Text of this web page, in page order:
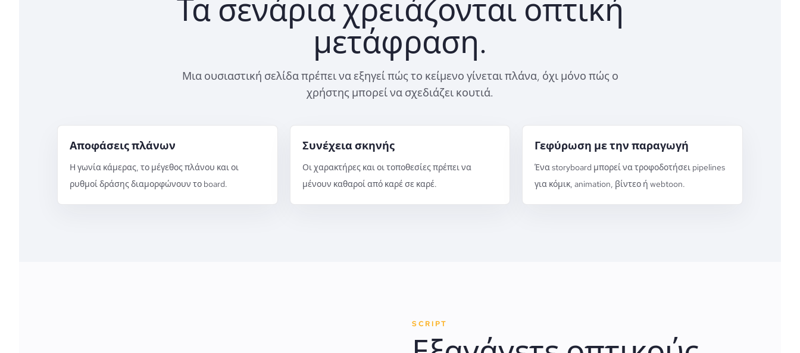
Τα σενάρια χρειάζονται οπτική
μετάφραση.
Μια ουσιαστική σελίδα πρέπει να εξηγεί πώς το κείμενο γίνεται πλάνα, όχι μόνο πώς ο
χρήστης μπορεί να σχεδιάζει κουτιά.
Αποφάσεις πλάνων
Η γωνία κάμερας, το μέγεθος πλάνου και οι
ρυθμοί δράσης διαμορφώνουν το board.
Συνέχεια σκηνής
Οι χαρακτήρες και οι τοποθεσίες πρέπει να
μένουν καθαροί από καρέ σε καρέ.
Γεφύρωση με την παραγωγή
Ένα storyboard μπορεί να τροφοδοτήσει pipelines
για κόμικ, animation, βίντεο ή webtoon.
SCRIPT